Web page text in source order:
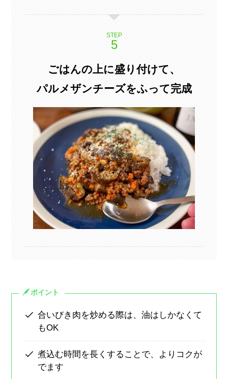
STEP
ごはんの上に盛り付けて、
パルメザンチーズをふって完成
ポイント
合いびき肉を炒める際は、油はしかなくて
もOK
煮込む時間を長くすることで、よりコクが
でます